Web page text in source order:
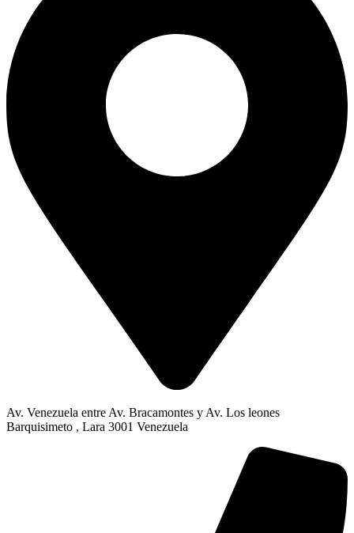
Av. Venezuela entre Av. Bracamontes y Av. Los leones
Barquisimeto , Lara 3001 Venezuela